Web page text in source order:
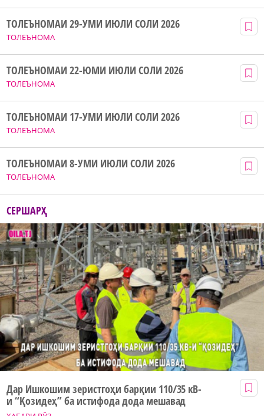
ТОЛЕЪНОМА
ТОЛЕЪНОМАИ 29-УМИ ИЮЛИ СОЛИ 2026
ТОЛЕЪНОМА
ТОЛЕЪНОМАИ 22-ЮМИ ИЮЛИ СОЛИ 2026
ТОЛЕЪНОМА
ТОЛЕЪНОМАИ 17-УМИ ИЮЛИ СОЛИ 2026
ТОЛЕЪНОМА
ТОЛЕЪНОМАИ 8-УМИ ИЮЛИ СОЛИ 2026
СЕРШАРҲ
Дар Ишкошим зеристгоҳи барқии 110/35 кВ-
и “Қозидеҳ” ба истифода дода мешавад